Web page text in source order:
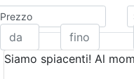
Prezzo
Siamo spiacenti! Al